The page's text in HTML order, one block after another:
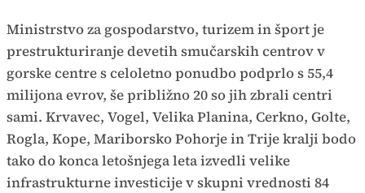
Ministrstvo za gospodarstvo, turizem in šport je
prestrukturiranje devetih smučarskih centrov v
gorske centre s celoletno ponudbo podprlo s 55,4
milijona evrov, še približno 20 so jih zbrali centri
sami. Krvavec, Vogel, Velika Planina, Cerkno, Golte,
Rogla, Kope, Mariborsko Pohorje in Trije kralji bodo
tako do konca letošnjega leta izvedli velike
infrastrukturne investicije v skupni vrednosti 84